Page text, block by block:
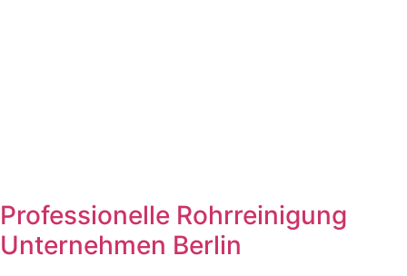
Professionelle Rohrreinigung
Unternehmen Berlin